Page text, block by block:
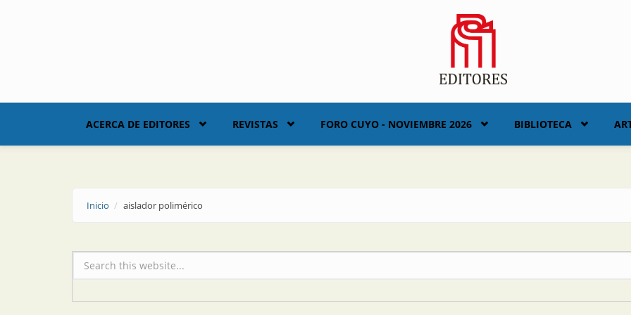
ACERCA DE EDITORES REVISTAS FORO CUYO - NOVIEMBRE 2026 BIBLIOTECA
Inicio aislador polimérico
Formulario de búsqueda